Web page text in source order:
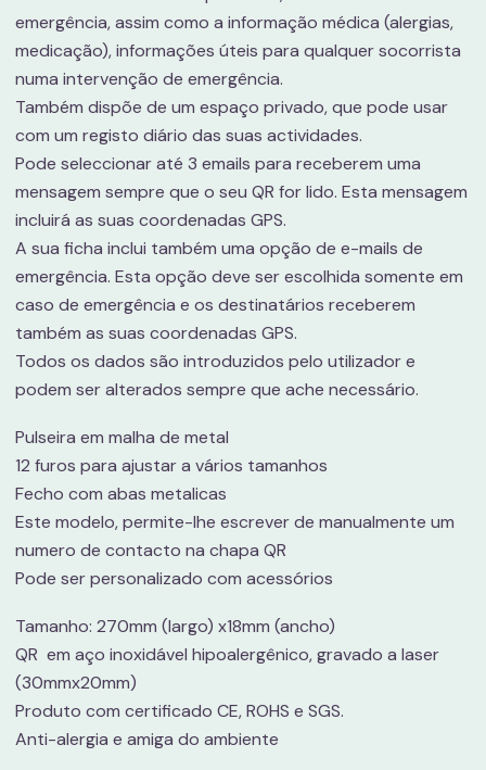
emergência, assim como a informação médica (alergias,
medicação), informações úteis para qualquer socorrista
numa intervenção de emergência.
Também dispõe de um espaço privado, que pode usar
com um registo diário das suas actividades.
Pode seleccionar até 3 emails para receberem uma
mensagem sempre que o seu QR for lido. Esta mensagem
incluirá as suas coordenadas GPS.
A sua ficha inclui também uma opção de e-mails de
emergência. Esta opção deve ser escolhida somente em
caso de emergência e os destinatários receberem
também as suas coordenadas GPS.
Todos os dados são introduzidos pelo utilizador e
podem ser alterados sempre que ache necessário.
Pulseira em malha de metal
12 furos para ajustar a vários tamanhos
Fecho com abas metalicas
Este modelo, permite-lhe escrever de manualmente um
numero de contacto na chapa QR
Pode ser personalizado com acessórios
Tamanho: 270mm (largo) x18mm (ancho)
QR em aço inoxidável hipoalergênico, gravado a laser
(30mmx20mm)
Produto com certificado CE, ROHS e SGS.
Anti-alergia e amiga do ambiente